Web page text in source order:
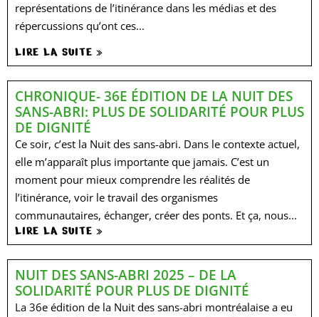
représentations de l’itinérance dans les médias et des
répercussions qu’ont ces...
LIRE LA SUITE »
CHRONIQUE- 36E ÉDITION DE LA NUIT DES
SANS-ABRI: PLUS DE SOLIDARITÉ POUR PLUS
DE DIGNITÉ
Ce soir, c’est la Nuit des sans-abri. Dans le contexte actuel,
elle m’apparaît plus importante que jamais. C’est un
moment pour mieux comprendre les réalités de
l’itinérance, voir le travail des organismes
communautaires, échanger, créer des ponts. Et ça, nous...
LIRE LA SUITE »
NUIT DES SANS-ABRI 2025 – DE LA
SOLIDARITÉ POUR PLUS DE DIGNITÉ​
La 36e édition de la Nuit des sans-abri montréalaise a eu